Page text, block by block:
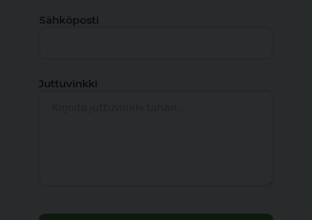
Sähköposti
Juttuvinkki